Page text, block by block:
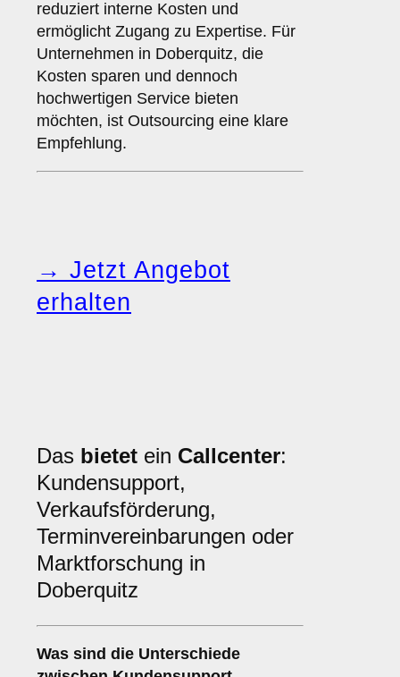
reduziert interne Kosten und
ermöglicht Zugang zu Expertise. Für
Unternehmen in Doberquitz, die
Kosten sparen und dennoch
hochwertigen Service bieten
möchten, ist Outsourcing eine klare
Empfehlung.
→ Jetzt Angebot
erhalten
Das bietet ein Callcenter:
Kundensupport,
Verkaufsförderung,
Terminvereinbarungen oder
Marktforschung in
Doberquitz
Was sind die Unterschiede